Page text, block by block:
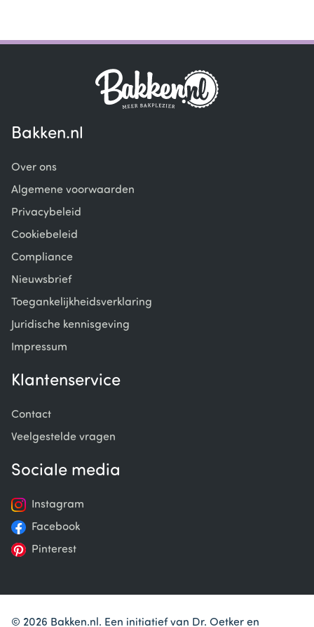
Bakken.nl
Over ons
Algemene voorwaarden
Privacybeleid
Cookiebeleid
Compliance
Nieuwsbrief
Toegankelijkheidsverklaring
Juridische kennisgeving
Impressum
Klantenservice
Contact
Veelgestelde vragen
Sociale media
Instagram
Facebook
Pinterest
© 2026 Bakken.nl. Een initiatief van Dr. Oetker en